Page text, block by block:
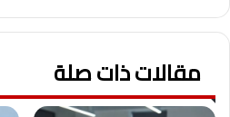
مقالات ذات صلة